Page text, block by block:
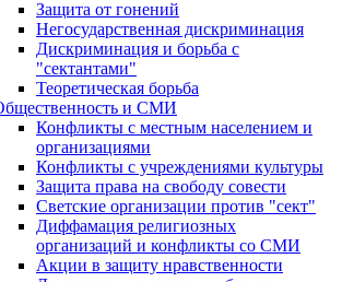
Защита от гонений
Негосударственная дискриминация
Дискриминация и борьба с
"сектантами"
Теоретическая борьба
и СМИ
Конфликты с местным населением и
организациями
Конфликты с учреждениями культуры
Защита права на свободу совести
Светские организации против "сект"
Диффамация религиозных
организаций и конфликты со СМИ
Акции в защиту нравственности